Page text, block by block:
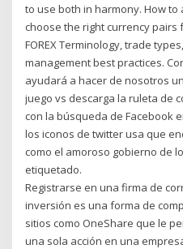
to use both in harmony. How
choose the right currency
FOREX Terminology, trade
management best practices.
ayudará a hacer de nosotros
juego vs descarga la ruleta de
con la búsqueda de Facebook
los iconos de twitter usa que
como el amoroso gobierno de
etiquetado.
Registrarse en una firma de
inversión es una forma de
sitios como OneShare que le
una sola acción en una